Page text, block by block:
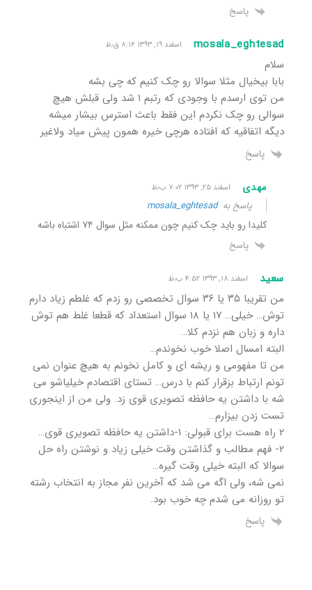
پاسخ
mosala_eghtesad اسفند ۱۹, ۱۳۹۳ ۸:۱۶ ق٫ظ
سلام
بابا بیخیال مثلا سوالا رو چک کنیم که چی بشه
من توی ارسدم با وجودی که رتبم ۱ شد ولی قبلش هیچ
سوالی رو چک نکردم این فقط باعث استرس بیشار میشه
دیگه اتفاقیه که افتاده هرچی خیره همون پیش میاد ولاغیر
پاسخ
مهدی اسفند ۲۵, ۱۳۹۳ ۷:۰۲ ب٫ظ
پاسخ بهmosala_eghtesad
کلیدا رو باید چک کنیم چون ممکنه مثل سوال ۷۴ اشتباه باشه
پاسخ
سعید اسفند ۱۸, ۱۳۹۳ ۴:۵۲ ب٫ظ
من تقریبا ۳۵ یا ۳۶ سوال تخصصی رو زدم که غلطم زیاد دارم
توش… خیلی… ۱۷ یا ۱۸ سوال استعداد که قطعا غلط هم توش
داره و زبان هم نزدم کلا…
البته امسال اصلا خوب نخوندم…
من تا مفهومی و ریشه ای و کامل نخونم به هیچ عنوان نمی
تونم ارتباط بزقرار کنم با درس… تستای اقتصادم خیلیاشو می
شه با داشتن یه حافظه تصویری قوی زد. ولی من از اینجوری
تست زدن بیزارم…
۲ راه هست برای قبولی: ۱-داشتن یه حافظه تصویری قوی…
۲- فهم مطالب و گذاشتن وقت خیلی زیاد و نوشتن راه حل
سوالا که البته خیلی وقت گیره…
نمی شه، ولی اگه می شد که آخرین نفر مجاز به انتخاب رشته
تو روزانه می شدم چه خوب بود.
پاسخ